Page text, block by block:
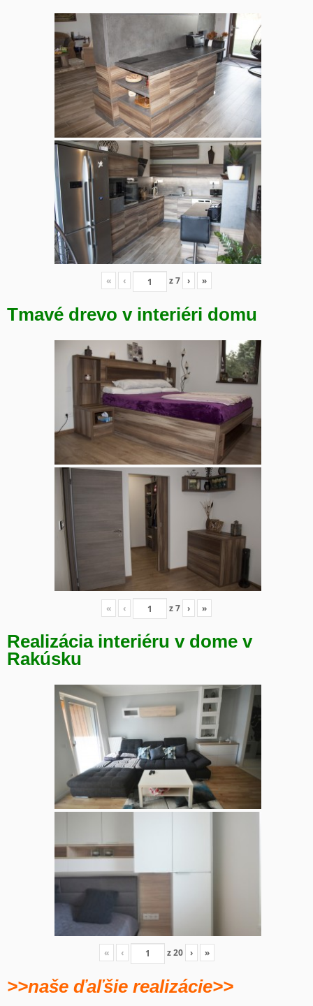
« ‹ z7 › »
Tmavé drevo v interiéri domu
« ‹ z7 › »
Realizácia interiéru v dome v
Rakúsku
« ‹ z20 › »
>>naše ďaľšie realizácie>>